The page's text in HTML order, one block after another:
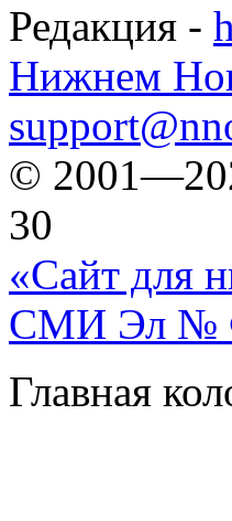
Редакция -
Нижнем
©
30
«Сайт для
СМИ Эл №
Главная